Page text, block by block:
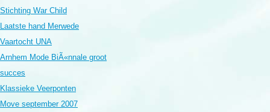
Stichting War Child
Laatste hand Merwede
Vaartocht UNA
Arnhem Mode BiÃ«nnale groot
succes
Klassieke Veerponten
Move september 2007